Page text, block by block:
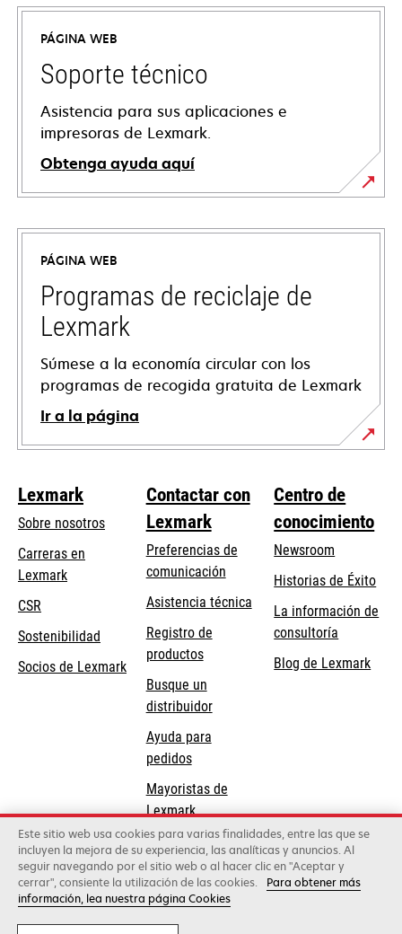
PÁGINA WEB
Soporte técnico
Asistencia para sus aplicaciones e
impresoras de Lexmark.
Obtenga ayuda aquí
se
abre
una
pestaña
nueva
PÁGINA WEB
Programas de reciclaje de
Lexmark
Súmese a la economía circular con los
programas de recogida gratuita de Lexmark
Ir a la página
Lexmark
Sobre nosotros
Carreras en
Lexmark
CSR
Sostenibilidad
Socios de Lexmark
Contactar con
Lexmark
Preferencias de
comunicación
se
abre
en
una
pestaña
nueva
Asistencia técnicase
abre
Registro de
productos
Busque un
distribuidor
Ayuda para
pedidos
Mayoristas de
Lexmark
Centro de
conocimiento
Newsroom
Historias de Éxito
La información de
consultoría
Blog de Lexmark
Lexmark International, Inc., una compañía de Xerox
©2026 Todos los derechos reservados.
Legal Política de privacidad
Términos y
Este sitio web usa cookies para varias finalidades, entre las que se
incluyen la mejora de su experiencia, las analíticas y anuncios. Al
seguir navegando por el sitio web o al hacer clic en "Aceptar y
cerrar", consiente la utilización de las cookies.
Para obtener más
información, lea nuestra página Cookies